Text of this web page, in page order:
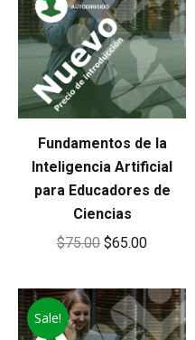
Fundamentos de la
Inteligencia Artificial
para Educadores de
Ciencias
$75.00 Original
was:
$75.00.
$65.00Current
is:
$65.00.
Sale!